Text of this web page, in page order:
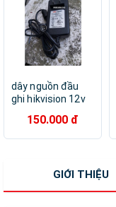
dây nguồn đầu
ghi hikvision 12v
150.000 đ
GIỚI THIỆU